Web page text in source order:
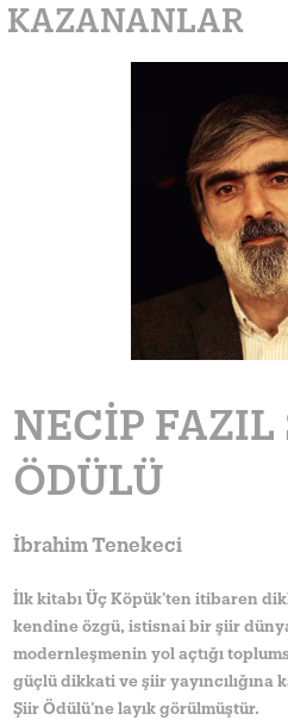
KAZANANLAR
NECIP FAZIL
ÖDÜLÜ
İbrahim Tenekeci
İlk kitabı Üç Köpük’ten itibaren
kendine özgü, istisnai bir şiir
modernleşmenin yol açtığı
güçlü dikkati ve şiir yayıncılığına
Şiir Ödülü’ne layık görülmüştür.